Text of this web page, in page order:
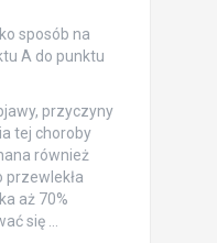
sposób na
A do punktu
przyczyny
tej choroby
również
przewlekła
aż 70%
się …